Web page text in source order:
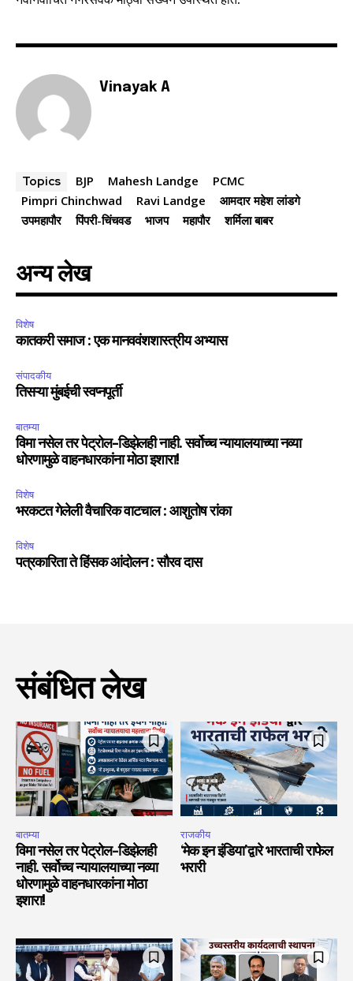
6,300 32,111 75
Vinayak A
Topics BJP Mahesh Landge
PCMC
Pimpri Chinchwad
Ravi Landge
आमदार महेश लांडगे
उपमहापौर
पिंपरी-चिंचवड भाजप महापौर शर्मिला बाबर
अन्य लेख
विशेष
कातकरी समाज : एक मानववंशशास्त्रीय अभ्यास
संपादकीय
तिसऱ्या मुंबईची स्वप्नपूर्ती
बातम्या
विमा नसेल तर पेट्रोल-डिझेलही नाही. सर्वोच्च न्यायालयाच्या नव्या
धोरणामुळे वाहनधारकांना मोठा इशारा!
विशेष
भरकटत गेलेली वैचारिक वाटचाल : आशुतोष रांका
विशेष
पत्रकारिता ते हिंसक आंदोलन : सौरव दास
संबंधित लेख
बातम्या
विमा नसेल तर पेट्रोल-डिझेलही
नाही. सर्वोच्च न्यायालयाच्या नव्या
धोरणामुळे वाहनधारकांना मोठा
इशारा!
राजकीय
‘मेक इन इंडिया’द्वारे भारताची राफेल
भरारी